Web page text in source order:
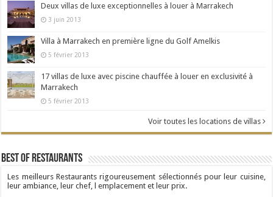
Deux villas de luxe exceptionnelles à louer à Marrakech
3 juin 2013
Villa à Marrakech en première ligne du Golf Amelkis
5 février 2013
17 villas de luxe avec piscine chauffée à louer en exclusivité à
Marrakech
5 février 2013
Voir toutes les locations de villas
Best Of Restaurants
Les meilleurs Restaurants rigoureusement sélectionnés pour leur cuisine,
leur ambiance, leur chef, l emplacement et leur prix.